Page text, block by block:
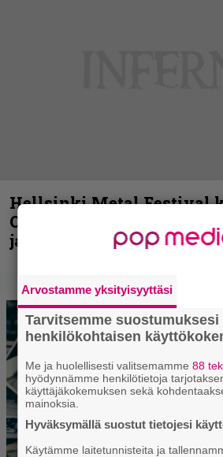
Hellsinki Metal Festival
Opeth, Misþyrming,
ja muita lauantain
Arvostamme yksityisyyttäsi
Tarvitsemme
henkilökohtaisen
Me ja huolellisesti valitsemamme88
hyödynnämme henkilötietoja
käyttäjäkokemuksen sekä
mainoksia.
Hyväksymällä suostut tietojesi
Käytämme laitetunnisteita ja